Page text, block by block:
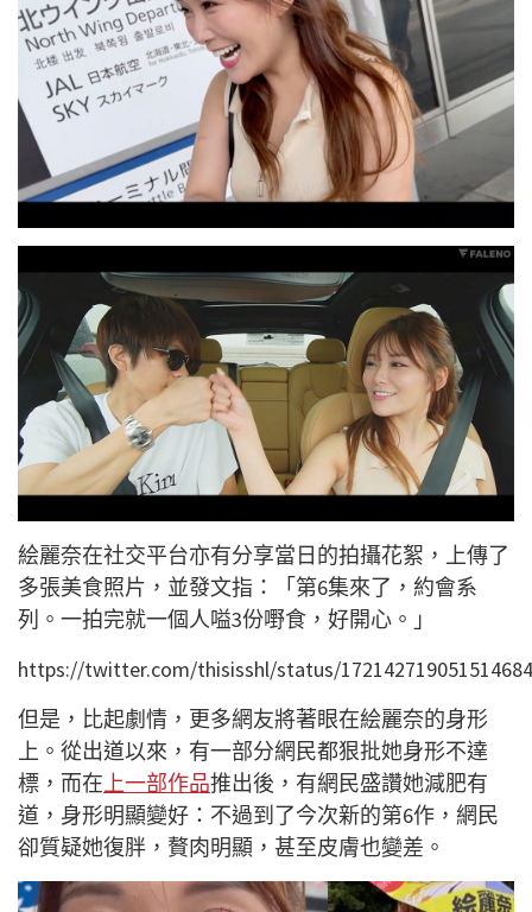
絵麗奈在社交平台亦有分享當日的拍攝花絮，上傳了
多張美食照片，並發文指：「第6集來了，約會系
列。一拍完就一個人嗌3份嘢食，好開心。」
https://twitter.com/thisisshl/status/
但是，比起劇情，更多網友將著眼在絵麗奈的身形
上。從出道以來，有一部分網民都狠批她身形不達
標，而在 上一部作品推出後，有網民盛讚她減肥有
道，身形明顯變好：不過到了今次新的第6作，網民
卻質疑她復胖，贅肉明顯，甚至皮膚也變差。